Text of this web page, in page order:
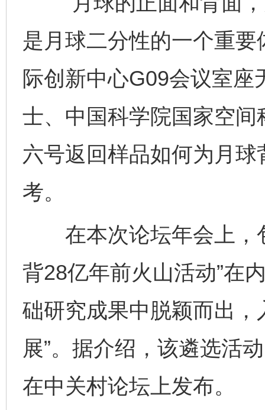
是月球二分性的一个重
际创新中心G09会议室
士、中国科学院国家空
六号返回样品如何为月
考。
在本次论坛年会上，
背28亿年前火山活动”在
础研究成果中脱颖而出，
展”。据介绍，该遴选活
在中关村论坛上发布。